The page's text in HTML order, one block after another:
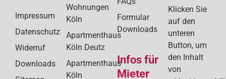
Impressum
Datenschutz
Widerruf
Downloads
Wohnungen
Köln
Apartmenthaus
Köln Deutz
Apartmenthaus
Köln
Formular
Downloads
Infos für
Mieter
Klicken Sie
auf den
unteren
Button, um
den Inhalt
von